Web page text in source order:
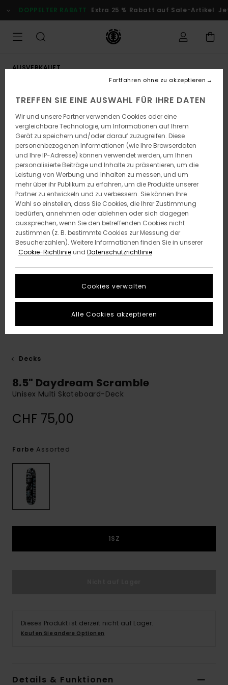
zur
Produktinformation
DOPPELTER RABATT Extra 25 % Rabatt auf Sale-Artikel
AUSVERKAUFT
Decks
8.5" Daydream Scramble
Unisex Multi Skateboard-Deck
CHF 75,00
Farbe Assorted
1SZ
Dieses Produkt ist derzeit nicht auf Lager.
Kaufen Sie andere Optionen
Details & Funktionen
TREFFEN SIE EINE AUSWAHL FÜR IHRE DATEN
Wir und unsere Partner verwenden Cookies oder eine
vergleichbare Technologie, um Informationen auf Ihrem
Gerät zu speichern und/oder darauf zuzugreifen. Diese
personenbezogenen Informationen (wie Ihre Browserdaten
und Ihre IP-Adresse) können verwendet werden, um Ihnen
personalisierte Beiträge und Inhalte zu präsentieren, um die
Leistung von Werbung und Inhalten zu messen, und um
mehr über ihr Publikum zu erfahren, um die Produkte unserer
Partner zu entwickeln und zu verbessern. Sie können Ihre
Wahl so einstellen, dass Sie Cookies, die Ihrer Zustimmung
bedürfen, annehmen oder ablehnen oder sich dagegen
aussprechen, wenn Sie den betreffenden Cookies nicht
zustimmen (z. B. bestimmte Cookies zur Messung der
Besucherzahlen). Weitere Informationen finden Sie in unserer
: Cookie-Richtlinieund Datenschutzrichtlinie
Cookies verwalten
Fortfahren ohne zu akzeptieren
Alle Cookies akzeptieren